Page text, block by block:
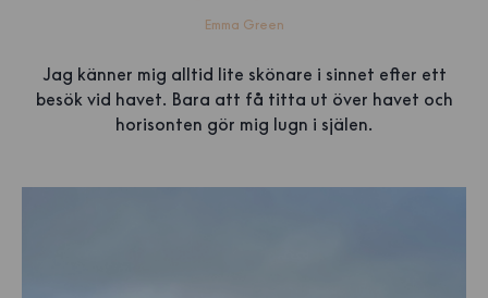
Emma Green
Jag känner mig alltid lite skönare i sinnet efter ett
besök vid havet. Bara att få titta ut över havet och
horisonten gör mig lugn i själen.